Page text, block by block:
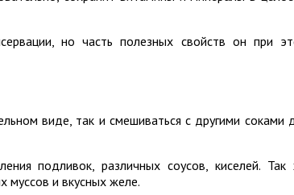
но часть полезных свойств он при
виде, так и смешиваться с другими соками
подливок, различных соусов, киселей. Так
муссов и вкусных желе.